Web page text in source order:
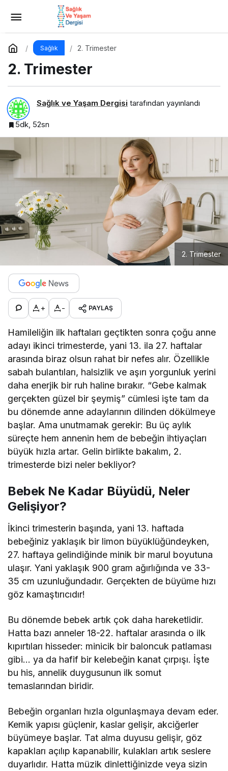
Sağlık 2. Trimester
2. Trimester
Sağlık ve Yaşam Dergisi tarafından yayınlandı
5dk, 52sn
2. Trimester
+ - PAYLAŞ
Hamileliğin ilk haftaları geçtikten sonra çoğu anne
adayı ikinci trimesterde, yani 13. ila 27. haftalar
arasında biraz olsun rahat bir nefes alır. Özellikle
sabah bulantıları, halsizlik ve aşırı yorgunluk yerini
daha enerjik bir ruh haline bırakır. “Gebe kalmak
gerçekten güzel bir şeymiş” cümlesi işte tam da
bu dönemde anne adaylarının dilinden dökülmeye
başlar. Ama unutmamak gerekir: Bu üç aylık
süreçte hem annenin hem de bebeğin ihtiyaçları
büyük hızla artar. Gelin birlikte bakalım, 2.
trimesterde bizi neler bekliyor?
Bebek Ne Kadar Büyüdü, Neler
Gelişiyor?
İkinci trimesterin başında, yani 13. haftada
bebeğiniz yaklaşık bir limon büyüklüğündeyken,
27. haftaya gelindiğinde minik bir marul boyutuna
ulaşır. Yani yaklaşık 900 gram ağırlığında ve 33-
35 cm uzunluğundadır. Gerçekten de büyüme hızı
göz kamaştırıcıdır!
Bu dönemde bebek artık çok daha hareketlidir.
Hatta bazı anneler 18-22. haftalar arasında o ilk
kıpırtıları hisseder: minicik bir baloncuk patlaması
gibi… ya da hafif bir kelebeğin kanat çırpışı. İşte
bu his, annelik duygusunun ilk somut
temaslarından biridir.
Bebeğin organları hızla olgunlaşmaya devam eder.
Kemik yapısı güçlenir, kaslar gelişir, akciğerler
büyümeye başlar. Tat alma duyusu gelişir, göz
kapakları açılıp kapanabilir, kulakları artık seslere
duyarlıdır. Hatta müzik dinlettiğinizde veya sizin
1. Trimester (Gebeliğin İlk Üç Ayı)
Yorum Yap